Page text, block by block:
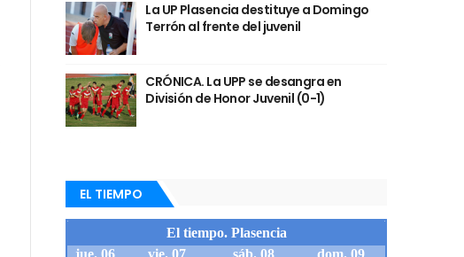
La UP Plasencia destituye a Domingo
Terrón al frente del juvenil
CRÓNICA. La UPP se desangra en
División de Honor Juvenil (0-1)
EL TIEMPO